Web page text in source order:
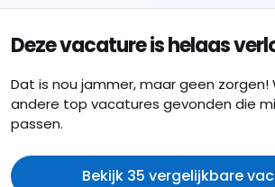
Deze vacature is helaas
Dat is nou jammer, maar geen zorgen!
andere top vacatures gevonden die
passen.
Bekijk 35 vergelijkbare